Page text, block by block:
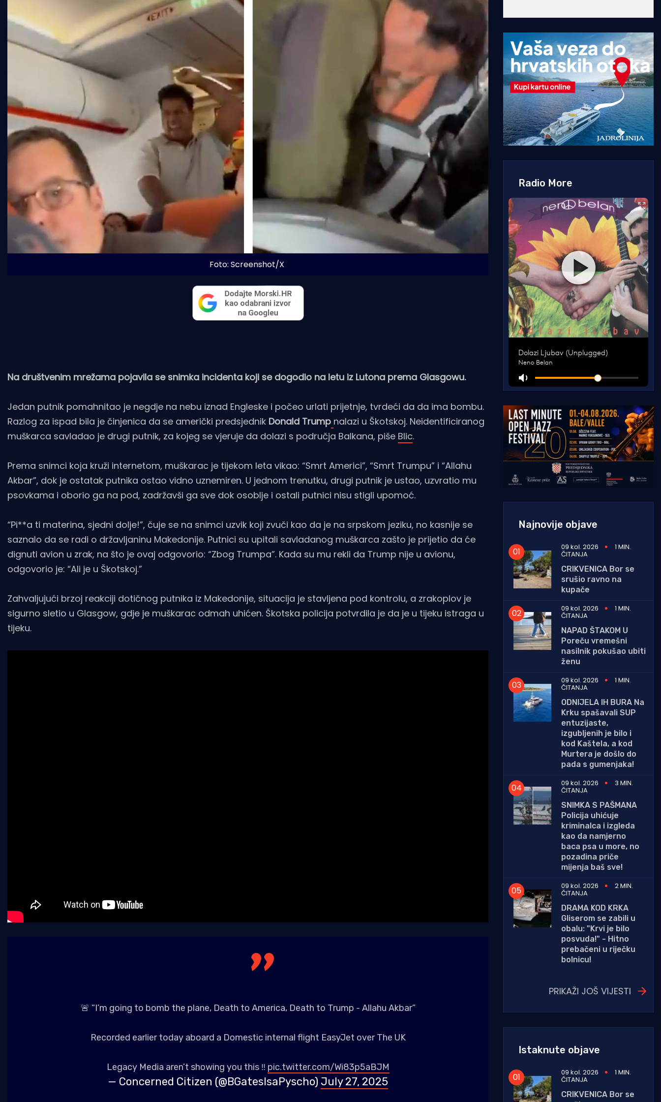
Foto: Screenshot/X
Na društvenim mrežama pojavila se snimka incidenta koji se dogodio na letu iz Lutona prema Glasgowu.
Jedan putnik pomahnitao je negdje na nebu iznad Engleske i počeo urlati prijetnje, tvrdeći da da ima bombu.
Razlog za ispad bila je činjenica da se američki predsjednik Donald Trump nalazi u Škotskoj. Neidentificiranog
muškarca savladao je drugi putnik, za kojeg se vjeruje da dolazi s područja Balkana, piše Blic.
Prema snimci koja kruži internetom, muškarac je tijekom leta vikao: “Smrt Americi”, “Smrt Trumpu” i “Allahu
Akbar”, dok je ostatak putnika ostao vidno uznemiren. U jednom trenutku, drugi putnik je ustao, uzvratio mu
psovkama i oborio ga na pod, zadržavši ga sve dok osoblje i ostali putnici nisu stigli upomoć.
“Pi**a ti materina, sjedni dolje!”, čuje se na snimci uzvik koji zvuči kao da je na srpskom jeziku, no kasnije se
saznalo da se radi o državljaninu Makedonije. Putnici su upitali savladanog muškarca zašto je prijetio da će
dignuti avion u zrak, na što je ovaj odgovorio: “Zbog Trumpa”. Kada su mu rekli da Trump nije u avionu,
odgovorio je: “Ali je u Škotskoj.”
Zahvaljujući brzoj reakciji dotičnog putnika iz Makedonije, situacija je stavljena pod kontrolu, a zrakoplov je
sigurno sletio u Glasgow, gdje je muškarac odmah uhićen. Škotska policija potvrdila je da je u tijeku istraga u
tijeku.
🚨 “I’m going to bomb the plane, Death to America, Death to Trump - Allahu Akbar”
Recorded earlier today aboard a Domestic internal flight EasyJet over The UK
Legacy Media aren’t showing you this ‼️ pic.twitter.com/Wi83p5aBJM
— Concerned Citizen (@BGatesIsaPyscho) July 27, 2025
Radio More
Najnovije objave
09 kol. 2026 1 MIN.
ČITANJA
CRIKVENICA Bor se
srušio ravno na
kupače
09 kol. 2026
1 MIN.
ČITANJA
NAPAD ŠTAKOM U
Poreču vremešni
nasilnik pokušao ubiti
ženu
09 kol. 2026
1 MIN.
ČITANJA
ODNIJELA IH BURA Na
Krku spašavali SUP
entuzijaste,
izgubljenih je bilo i
kod Kaštela, a kod
Murtera je došlo do
pada s gumenjaka!
09 kol. 2026
3 MIN.
ČITANJA
SNIMKA S PAŠMANA
Policija uhićuje
kriminalca i izgleda
kao da namjerno
baca psa u more, no
pozadina priče
mijenja baš sve!
09 kol. 2026
2 MIN.
ČITANJA
DRAMA KOD KRKA
Gliserom se zabili u
obalu: "Krvi je bilo
posvuda!" - Hitno
prebačeni u riječku
bolnicu!
PRIKAŽI JOŠ VIJESTI
Istaknute objave
09 kol. 2026 1 MIN.
ČITANJA
CRIKVENICA Bor se